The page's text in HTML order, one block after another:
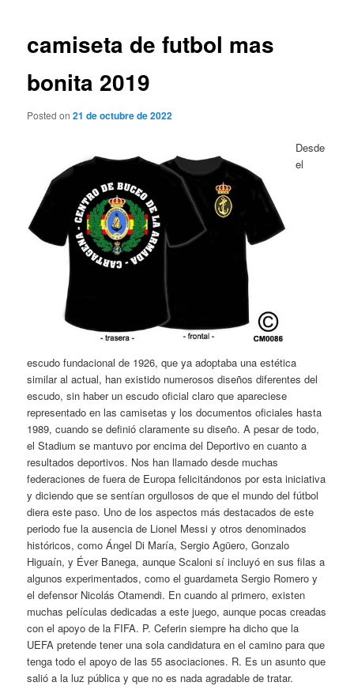
camiseta de futbol mas
bonita 2019
Posted on21 de octubre de 2022
Desde
el
escudo fundacional de 1926, que ya adoptaba una estética
similar al actual, han existido numerosos diseños diferentes del
escudo, sin haber un escudo oficial claro que apareciese
representado en las camisetas y los documentos oficiales hasta
1989, cuando se definió claramente su diseño. A pesar de todo,
el Stadium se mantuvo por encima del Deportivo en cuanto a
resultados deportivos. Nos han llamado desde muchas
federaciones de fuera de Europa felicitándonos por esta iniciativa
y diciendo que se sentían orgullosos de que el mundo del fútbol
diera este paso. Uno de los aspectos más destacados de este
periodo fue la ausencia de Lionel Messi y otros denominados
históricos, como Ángel Di María, Sergio Agüero, Gonzalo
Higuaín, y Éver Banega, aunque Scaloni sí incluyó en sus filas a
algunos experimentados, como el guardameta Sergio Romero y
el defensor Nicolás Otamendi. En cuando al primero, existen
muchas películas dedicadas a este juego, aunque pocas creadas
con el apoyo de la FIFA. P. Ceferin siempre ha dicho que la
UEFA pretende tener una sola candidatura en el camino para que
tenga todo el apoyo de las 55 asociaciones. R. Es un asunto que
salió a la luz pública y que no es nada agradable de tratar.